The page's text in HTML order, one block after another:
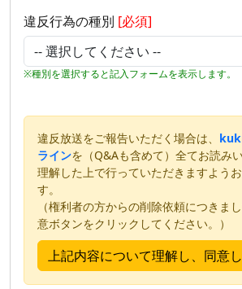
違反行為の種別 [必須]
※種別を選択すると記入フォームを表示します。
違反放送をご報告いただく場合は、
ラインを（Q&Aも含めて）全てお読み
理解した上で行っていただきますよう
す。
（権利者の方からの削除依頼につきま
意ボタンをクリックしてください。）